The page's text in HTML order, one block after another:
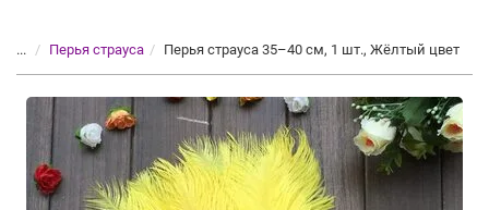
... Перья страуса Перья страуса 35–40 см, 1 шт., Жёлтый цвет